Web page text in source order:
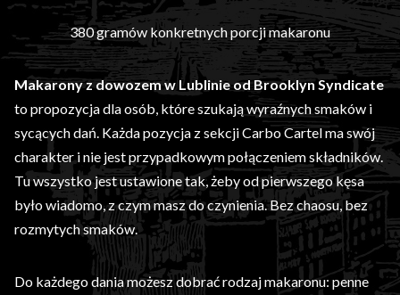
380 gramów konkretnych porcji makaronu
Makarony z dowozem w Lublinie od Brooklyn Syndicate
to propozycja dla osób, które szukają wyraźnych smaków i
sycących dań. Każda pozycja z sekcji Carbo Cartel ma swój
charakter i nie jest przypadkowym połączeniem składników.
Tu wszystko jest ustawione tak, żeby od pierwszego kęsa
było wiadomo, z czym masz do czynienia. Bez chaosu, bez
rozmytych smaków.
Do każdego dania możesz dobrać rodzaj makaronu: penne